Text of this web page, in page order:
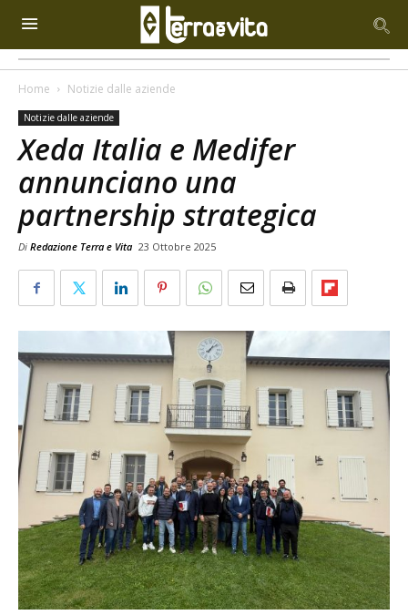
Home Notizie dalle aziende
Notizie dalle aziende
Xeda Italia e Medifer
annunciano una
partnership strategica
Di Redazione Terra e Vita 23 Ottobre 2025